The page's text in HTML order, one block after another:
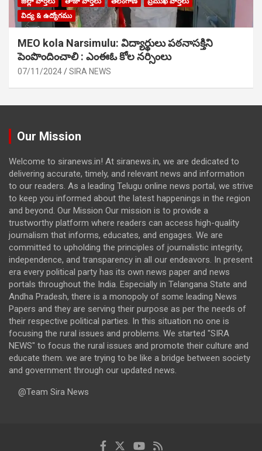
విద్య & ఉద్యోగము
MEO kola Narsimulu: విద్యార్థులు పఠ‌నాసక్తిని
పెంపొందించాలి : ఎంఈఓ కోల నర్సింలు
07/11/2024 SIRA NEWS
Our Mission
Welcome to siranews.in! At siranews.in, we are dedicated to
delivering accurate, timely, and relevant news and information
to our readers. As a leading Telugu online news portal, we strive
to keep you informed about the latest happenings in the region
and beyond. Our Mission Our mission is to provide a
trustworthy platform where readers can access high-quality
journalism that informs, educates, and engages. We are
committed to upholding the principles of journalistic integrity,
independence, and transparency in all our endeavors. In present
era every political party has its own news paper and news
portals throughout the India. Especially in Telangana State and
Andha Pradesh, there is a monopoly of some leading News
Papers and they are serving their purpose as per the needs of
their respective political parties. In this situation no one is
focusing the rural issues and problems. We started "SIRA
NEWS" to focus the rural issues and promote their culture and
educate them. we are trying to be like a bridge between society
and government through our updated news.
@Team Sira News